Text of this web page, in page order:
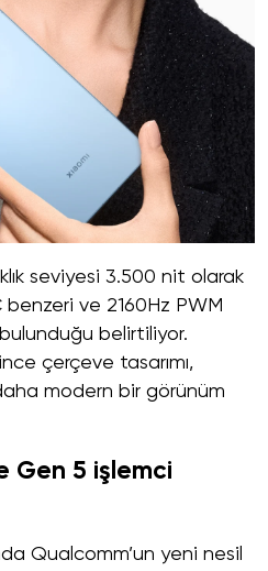
seviyesi 3.500 nit olarak
benzeri ve 2160Hz PWM
belirtiliyor.
çerçeve tasarımı,
modern bir görünüm
Gen 5 işlemci
Qualcomm’un yeni nesil